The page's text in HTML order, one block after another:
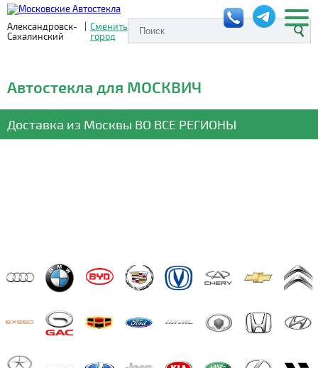
Александровск-
Сахалинский
| Сменить
город
Автостекла для МОСКВИЧ
Доставка из Москвы ВО ВСЕ РЕГИОНЫ